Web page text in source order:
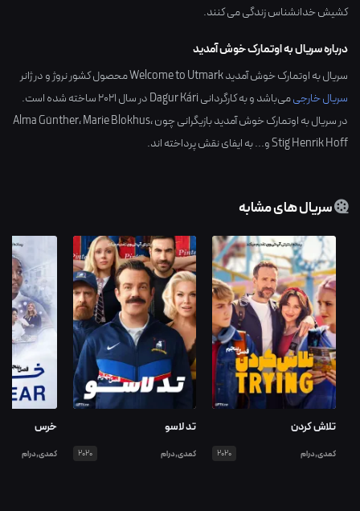
کشیش خدانشناس زندگی می کنند.
درباره سریال به اوتمارک خوش آمدید
سریال به اوتمارک خوش آمدید Welcome to Utmark محصول کشور نروژو در ژانر
سریال خارجیمی‌باشد و به کارگردانیDagur Káriدر سال2021ساخته شده است.
در سریال به اوتمارک خوش آمدید بازیگرانی چون
Alma Günther،Marie Blokhus،
Stig Henrik Hoffو... به ایفای نقش پرداخته اند.
سریال های مشابه
تلاش کردن
کمدی,درام 2020
تد لاسو
کمدی,درام 2020
خرس
کمدی,درام